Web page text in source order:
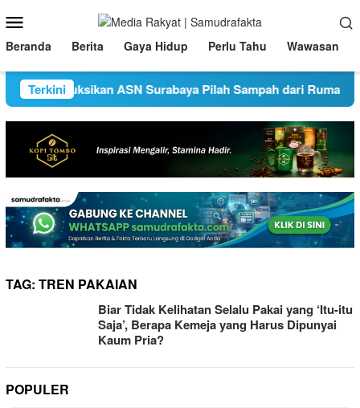
ke
kontenMobile
Beranda Berita Gaya Hidup Perlu Tahu Wawasan
Terkini
Eri Instruksikan ASN Surabaya Pilah Sampah dari Rumah
TAG: TREN PAKAIAN
Biar Tidak Kelihatan Selalu Pakai yang ‘Itu-itu
Saja’, Berapa Kemeja yang Harus Dipunyai
Kaum Pria?
POPULER